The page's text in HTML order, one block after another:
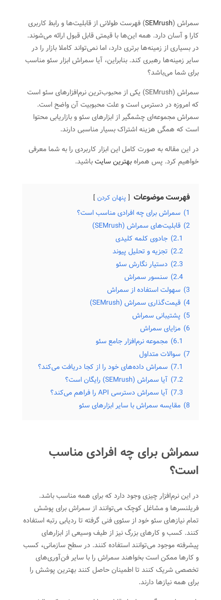
سمراش (SEMrush) فهرست طولانی از قابلیت‌ها و رابط کاربری
کارا و آسان دارد. همه این‌ها با قیمتی قابل قبول ارائه می‌شوند.
در بسیاری از زمینه‌ها برتری دارد، اما نمی‌تواند کاملا بازار را در
سایر زمینه‌ها رهبری کند. بنابراین، آیا سمراش ابزار سئو مناسب
برای شما می‌با‌شد؟
سمراش (SEMrush) یکی از محبوب‌ترین نرم‌افزارهای سئو است
که امروزه در دسترس است و علت محبوبیت آن واضح است.
سمراش‌ مجموعه‌ای چشمگیر از ابزارهای سئو و بازاریابی محتوا
است که همگی هزینه اشتراک بسیار مناسبی دارند.
در این مقاله به صورت کامل این ابزار کاربردی را به شما معرفی
خواهیم کرد. پس همراهبهترین سایتباشید.
فهرست موضوعات پنهان کردن
1) سمراش برای چه افرادی مناسب است؟
2) قابلیت‌های‌ سمراش (SEMrush)
2.1) جادوی کلمه کلیدی
2.2) تجزیه و تحلیل پیوند
2.3) دستیار نگارش سئو
2.4) سنسور سمراش
3) سهولت استفاده از سمراش
4) قیمت‌گذاری سمراش (SEMrush)
5) پشتیبانی سمراش
6) مزایای سمراش
6.1) مجموعه نرم‌افزار جامع سئو
7) سوالات متداول
7.1) سمراش داده‌های خود را از کجا دریافت می‌کند؟
7.2) آیا سمراش (SEMrush) رایگان است؟
7.3) آیا سمراش دسترسی API را فراهم می‌کند؟
8) مقایسه سمراش با سایر ابزارهای سئو
سمراش برای چه افرادی مناسب
است؟
در این نرم‌افزار چیزی وجود دارد که برای همه مناسب باشد.
فریلنسرها و مشاغل کوچک می‌توانند از سمراش برای پوشش
تمام نیازهای سئو خود از سئوی فنی گرفته تا ردیابی رتبه استفاده‌‌
کنند. کسب و کار‌های بزرگ نیز از طیف وسیعی از ابزارهای
پیشرفته موجود می‌توانند استفاده کنند. در سطح سازمانی، کسب
و کارها ممکن است بخواهند سمراش را با سایر فن‌آوری‌های
تخصصی شریک کنند تا اطمینان حاصل کنند بهترین پوشش را
برای همه نیازها دارند.